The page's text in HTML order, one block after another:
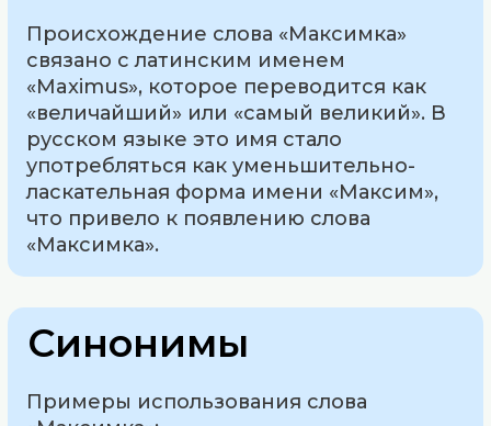
Происхождение слова «Максимка»
связано с латинским именем
«Maximus», которое переводится как
«величайший» или «самый великий». В
русском языке это имя стало
употребляться как уменьшительно-
ласкательная форма имени «Максим»,
что привело к появлению слова
«Максимка».
Синонимы
Примеры использования слова